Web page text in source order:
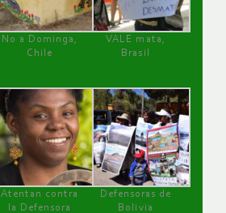
No a Dominga,
Chile
VALE mata,
Brasil
Atentan contra
la Defensora
Defensoras de
Bolivia